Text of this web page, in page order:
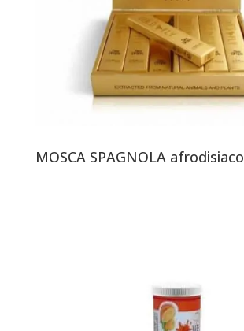
MOSCA SPAGNOLA afrodisiaco